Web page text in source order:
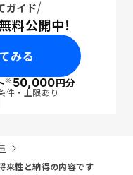
ガイド
料公開中！
みる
※50,000円分
件・上限あり
来性と納得の内容です